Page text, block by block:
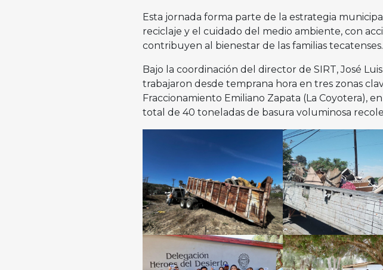
Esta jornada forma parte de la estrategia
reciclaje y el cuidado del medio ambiente, con
contribuyen al bienestar de las familias tecatenses.
Bajo la coordinación del director de SIRT, José
trabajaron desde temprana hora en tres zonas
Fraccionamiento Emiliano Zapata (La Coyotera),
total de 40 toneladas de basura voluminosa